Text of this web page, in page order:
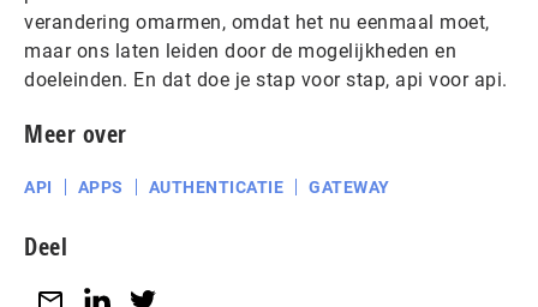
verandering omarmen, omdat het nu eenmaal moet,
maar ons laten leiden door de mogelijkheden en
doeleinden. En dat doe je stap voor stap, api voor api.
Meer over
API APPS AUTHENTICATIE GATEWAY
Deel